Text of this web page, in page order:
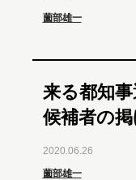
薗部雄一
来る都知
候補者の
2020.06.26
薗部雄一